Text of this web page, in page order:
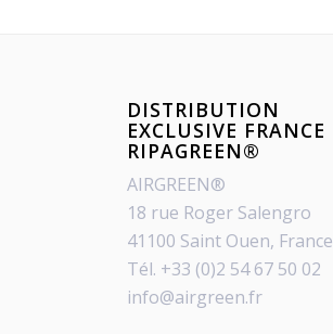
DISTRIBUTION
EXCLUSIVE FRANCE
RIPAGREEN®
AIRGREEN®
18 rue Roger Salengro
41100 Saint Ouen, France
Tél. +33 (0)2 54 67 50 02
info@airgreen.fr